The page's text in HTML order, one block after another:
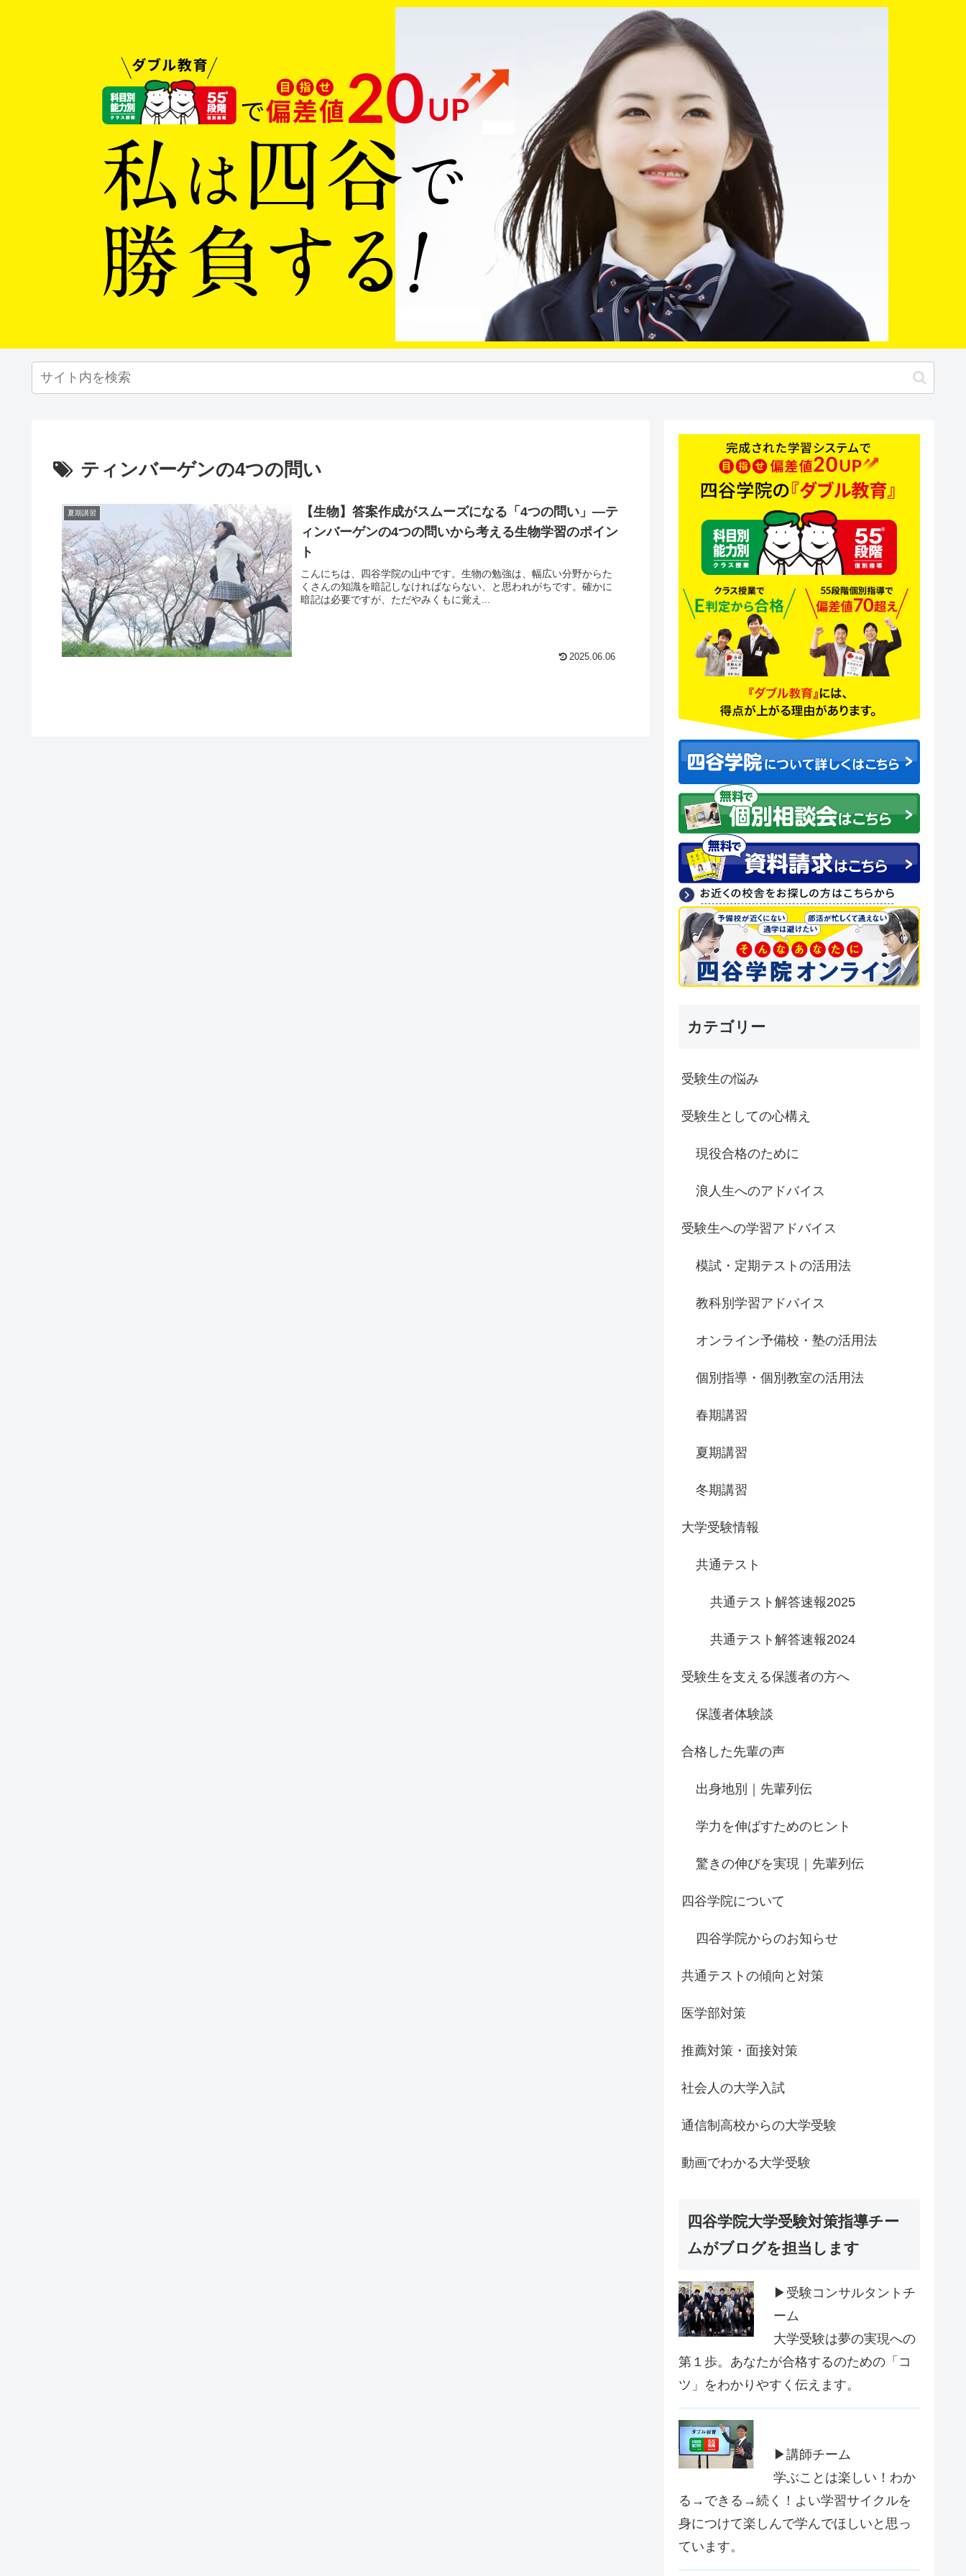
ティンバーゲンの4つの問い
夏期講習
【生物】答案作成がスムーズになる「4つの問い」—テ
ィンバーゲンの4つの問いから考える生物学習のポイン
ト
こんにちは、四谷学院の山中です。生物の勉強は、幅広い分野からた
くさんの知識を暗記しなければならない、と思われがちです。確かに
暗記は必要ですが、ただやみくもに覚え...
2025.06.06
カテゴリー
受験生の悩み
受験生としての心構え
現役合格のために
浪人生へのアドバイス
受験生への学習アドバイス
模試・定期テストの活用法
教科別学習アドバイス
オンライン予備校・塾の活用法
個別指導・個別教室の活用法
春期講習
夏期講習
冬期講習
大学受験情報
共通テスト
共通テスト解答速報2025
共通テスト解答速報2024
受験生を支える保護者の方へ
保護者体験談
合格した先輩の声
出身地別｜先輩列伝
学力を伸ばすためのヒント
驚きの伸びを実現｜先輩列伝
四谷学院について
四谷学院からのお知らせ
共通テストの傾向と対策
医学部対策
推薦対策・面接対策
社会人の大学入試
通信制高校からの大学受験
動画でわかる大学受験
四谷学院大学受験対策指導チー
ムがブログを担当します
▶受験コンサルタントチ
ーム
大学受験は夢の実現への
第１歩。あなたが合格するのための「コ
ツ」をわかりやすく伝えます。
▶講師チーム
学ぶことは楽しい！わか
る→できる→続く！よい学習サイクルを
身につけて楽しんで学んでほしいと思っ
ています。